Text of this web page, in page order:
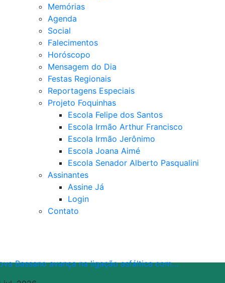
Memórias
Agenda
Social
Falecimentos
Horóscopo
Mensagem do Dia
Festas Regionais
Reportagens Especiais
Projeto Foquinhas
Escola Felipe dos Santos
Escola Irmão Arthur Francisco
Escola Irmão Jerônimo
Escola Joana Aimé
Escola Senador Alberto Pasqualini
Assinantes
Assine Já
Login
Contato
Bassano avança na ligação asfáltica com…